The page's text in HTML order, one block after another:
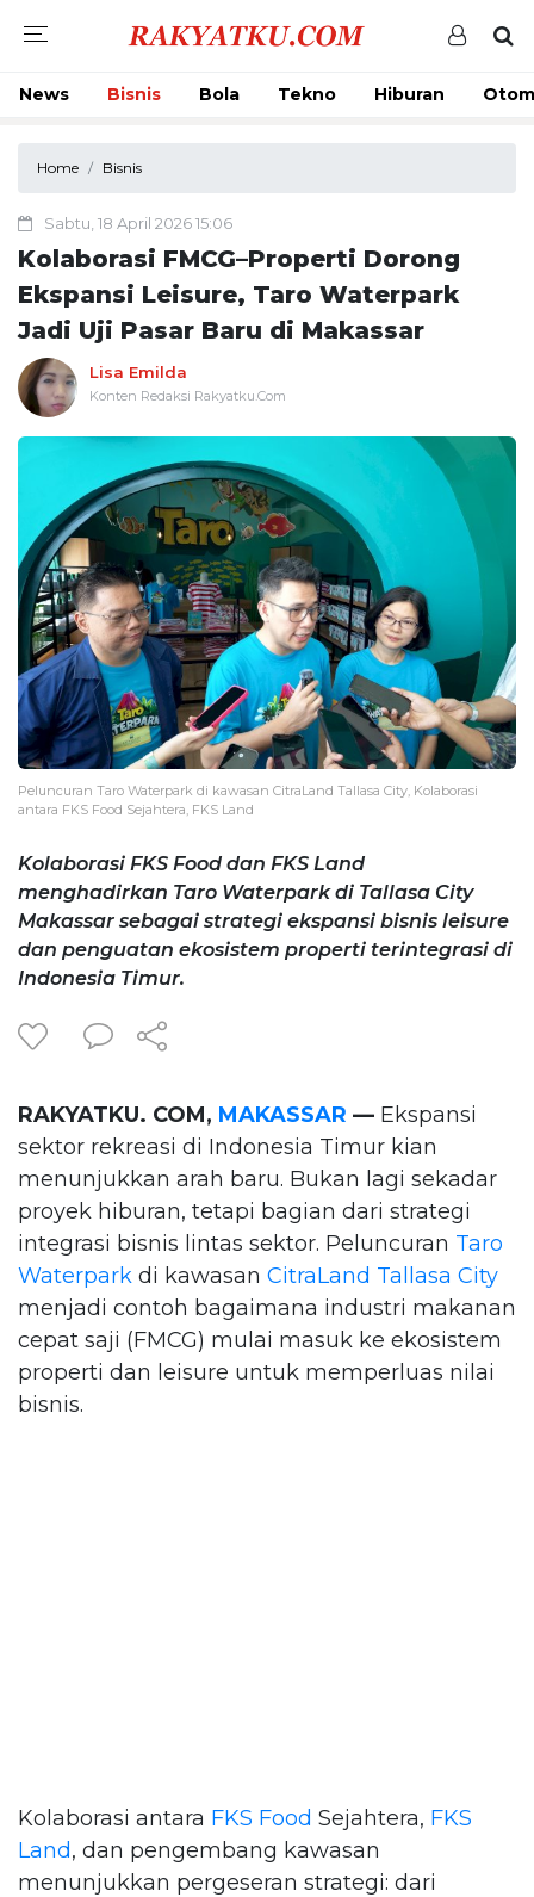
News Bisnis Bola Tekno Hiburan
Home Bisnis
Sabtu, 18 April 2026 15:06
Kolaborasi FMCG–Properti Dorong
Ekspansi Leisure, Taro Waterpark
Jadi Uji Pasar Baru di Makassar
Lisa Emilda
Konten Redaksi Rakyatku.Com
Peluncuran Taro Waterpark di kawasan CitraLand Tallasa City, Kolaborasi
antara FKS Food Sejahtera, FKS Land
Kolaborasi FKS Food dan FKS Land
menghadirkan Taro Waterpark di Tallasa City
Makassar sebagai strategi ekspansi bisnis leisure
dan penguatan ekosistem properti terintegrasi di
Indonesia Timur.
RAKYATKU. COM, MAKASSAR — Ekspansi
sektor rekreasi di Indonesia Timur kian
menunjukkan arah baru. Bukan lagi sekadar
proyek hiburan, tetapi bagian dari strategi
integrasi bisnis lintas sektor. Peluncuran Taro
Waterpark di kawasan CitraLand Tallasa City
menjadi contoh bagaimana industri makanan
cepat saji (FMCG) mulai masuk ke ekosistem
properti dan leisure untuk memperluas nilai
bisnis.
Kolaborasi antara FKS Food Sejahtera, FKS
Land, dan pengembang kawasan
menunjukkan pergeseran strategi: dari